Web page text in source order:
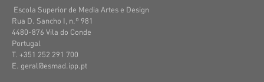
Escola Superior de Media Artes e Design
Rua D. Sancho I, n.º 981
4480-876 Vila do Conde
Portugal
T. +351 252 291 700
E. geral@esmad.ipp.pt